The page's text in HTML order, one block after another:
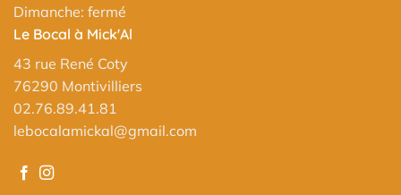
Dimanche: fermé
Le Bocal à Mick'Al
43 rue René Coty
76290 Montivilliers
02.76.89.41.81
lebocalamickal@gmail.com